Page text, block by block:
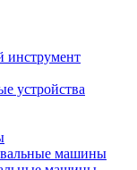
инструмент
устройства
машины